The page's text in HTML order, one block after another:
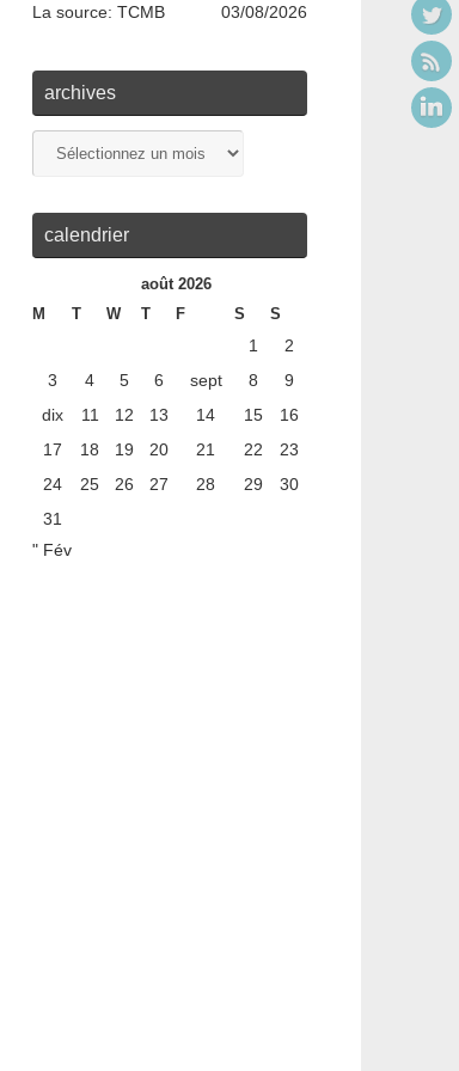
La source: TCMB 03/08/2026
archives
calendrier
août 2026
M
T W T F S S
1
2
3
4 5 6 sept 8
9
dix
11 12 13 14 15
16
17
18 19 20 21 22
23
24
25 26 27 28 29
30
31
" Fév